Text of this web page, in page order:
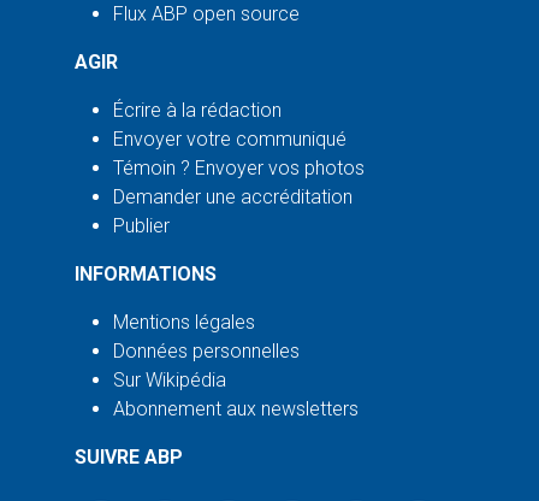
Flux ABP open source
AGIR
Écrire à la rédaction
Envoyer votre communiqué
Témoin ? Envoyer vos photos
Demander une accréditation
Publier
INFORMATIONS
Mentions légales
Données personnelles
Sur Wikipédia
Abonnement aux newsletters
SUIVRE ABP